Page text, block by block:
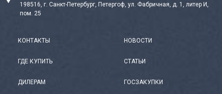
198516, г. Санкт-Петербург, Петергоф, ул. Фабричная, д. 1, литер И,
пом. 25
КОНТАКТЫ
ГДЕ КУПИТЬ
ДИЛЕРАМ
НОВОСТИ
СТАТЬИ
ГОСЗАКУПКИ